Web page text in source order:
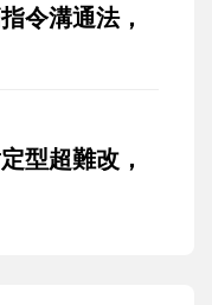
令溝通法，
型超難改，